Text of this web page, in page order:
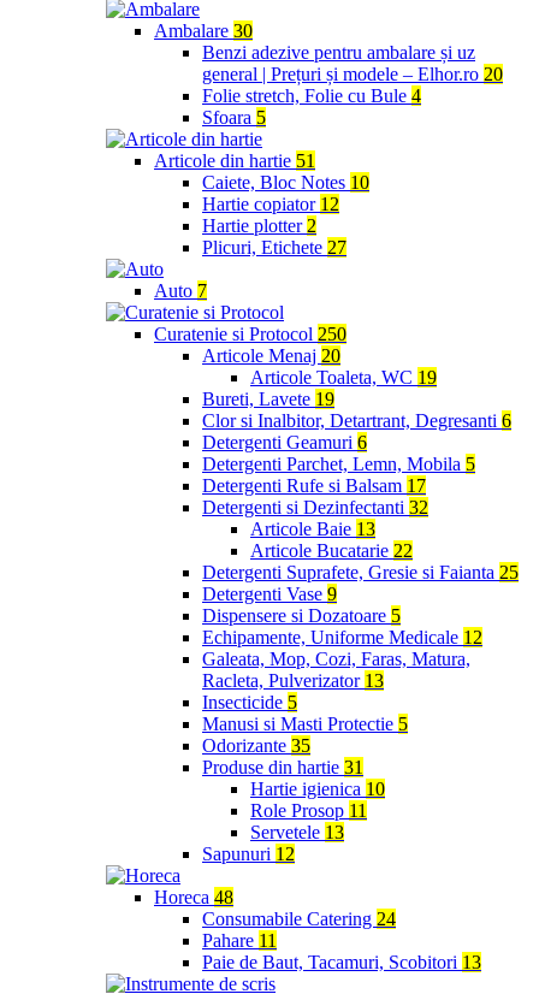
Ambalare 30
Benzi adezive pentru ambalare și uz
general | Prețuri și modele – Elhor.ro 20
Folie stretch, Folie cu Bule 4
Sfoara 5
Articole din hartie 51
Caiete, Bloc Notes 10
Hartie copiator 12
Hartie plotter 2
Plicuri, Etichete 27
Auto 7
Curatenie si Protocol 250
Articole Menaj 20
Articole Toaleta, WC 19
Bureti, Lavete 19
Clor si Inalbitor, Detartrant, Degresanti 6
Detergenti Geamuri 6
Detergenti Parchet, Lemn, Mobila 5
Detergenti Rufe si Balsam 17
Detergenti si Dezinfectanti 32
Articole Baie 13
Articole Bucatarie 22
Detergenti Suprafete, Gresie si Faianta 25
Detergenti Vase 9
Dispensere si Dozatoare 5
Echipamente, Uniforme Medicale 12
Galeata, Mop, Cozi, Faras, Matura,
Racleta, Pulverizator 13
Insecticide 5
Manusi si Masti Protectie 5
Odorizante 35
Produse din hartie 31
Hartie igienica 10
Role Prosop 11
Servetele 13
Sapunuri 12
Horeca 48
Consumabile Catering 24
Pahare 11
Paie de Baut, Tacamuri, Scobitori 13